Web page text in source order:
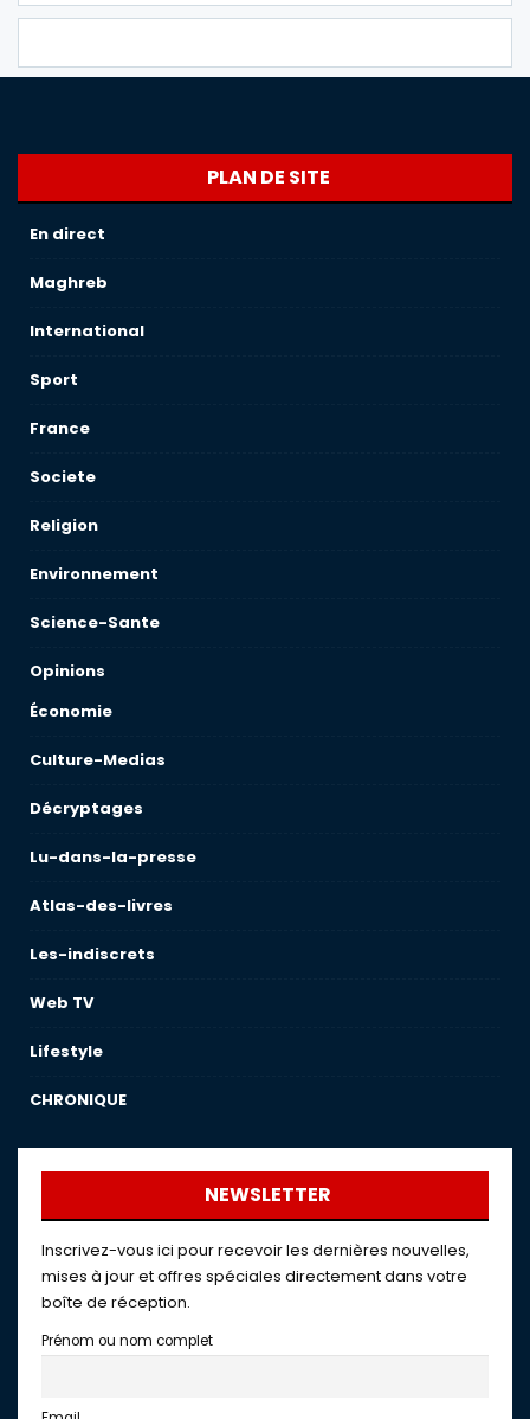
PLAN DE SITE
En direct
Maghreb
International
Sport
France
Societe
Religion
Environnement
Science-Sante
Opinions
Économie
Culture-Medias
Décryptages
Lu-dans-la-presse
Atlas-des-livres
Les-indiscrets
Web TV
Lifestyle
CHRONIQUE
NEWSLETTER
Inscrivez-vous ici pour recevoir les dernières nouvelles,
mises à jour et offres spéciales directement dans votre
boîte de réception.
Prénom ou nom complet